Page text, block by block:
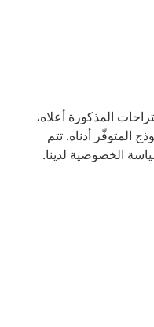
المذكورة أعلاه،
المتوفّر أدناه. تتم
الخصوصية لدينا.